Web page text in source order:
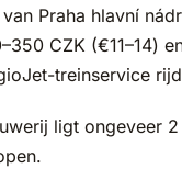
Praha hlavní
CZK (€11–14)
treinservice
ligt ongeveer